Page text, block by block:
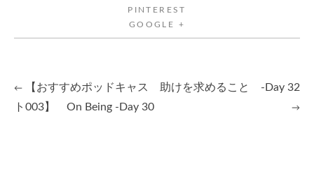
PINTEREST
GOOGLE +
Post
←
【おすすめポッドキャス
ト003】 On Being -Day 30
助けを求めること -Day 32
→